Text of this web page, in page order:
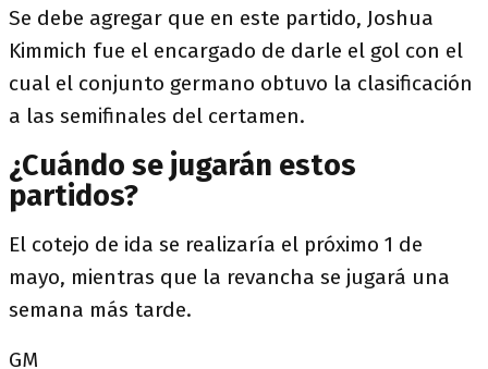
Se debe agregar que en este partido, Joshua
Kimmich fue el encargado de darle el gol con el
cual el conjunto germano obtuvo la clasificación
a las semifinales del certamen.
¿Cuándo se jugarán estos
partidos?
El cotejo de ida se realizaría el próximo 1 de
mayo, mientras que la revancha se jugará una
semana más tarde.
GM